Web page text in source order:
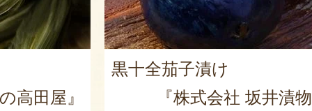
物商店』
洋酒樽で貯蔵した日本酒
FUKUGAO